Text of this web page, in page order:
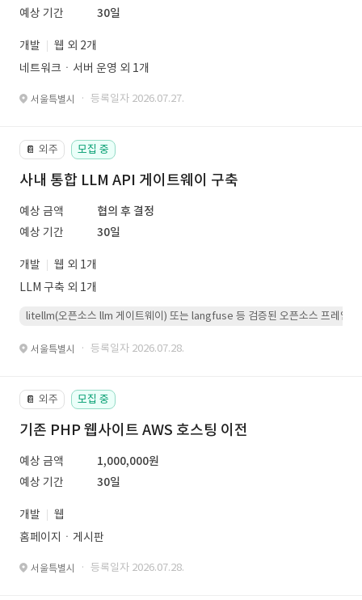
예상 기간
30일
개발
웹 외 2개
네트워크ㆍ서버 운영 외 1개
서울특별시 · 등록일자 2026.07.27.
📔 외주 모집 중
사내 통합 LLM API 게이트웨이 구축
예상 금액
협의 후 결정
예상 기간
30일
개발
웹 외 1개
LLM 구축 외 1개
litellm(오픈소스 llm 게이트웨이) 또는 langfuse 등 검증된 오픈소스 프레임워
서울특별시 · 등록일자 2026.07.28.
📔 외주 모집 중
기존 PHP 웹사이트 AWS 호스팅 이전
예상 금액
1,000,000원
예상 기간
30일
개발
웹
홈페이지ㆍ게시판
서울특별시 · 등록일자 2026.07.28.